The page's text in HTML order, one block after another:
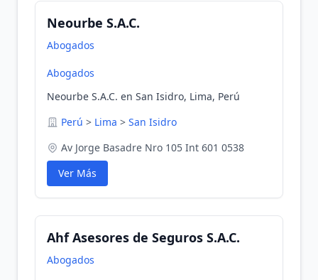
Neourbe S.A.C.
Abogados
Abogados
Neourbe S.A.C. en San Isidro, Lima, Perú
Perú > Lima > San Isidro
Av Jorge Basadre Nro 105 Int 601 0538
Ver Más
Ahf Asesores de Seguros S.A.C.
Abogados